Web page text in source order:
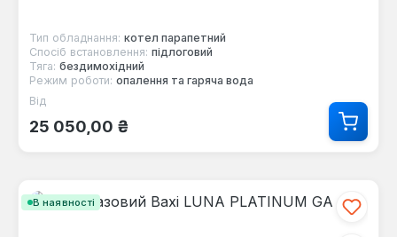
Тип обладнання: котел парапетний
Спосіб встановлення: підлоговий
Тяга: бездимохідний
Режим роботи: опалення та гаряча вода
Звичайна ціна:
Від
25 050,00 ₴
В наявності